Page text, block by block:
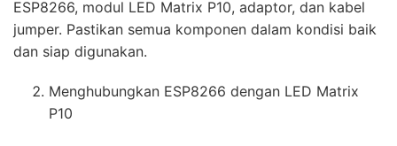
ESP8266, modul LED Matrix P10, adaptor, dan kabel
jumper. Pastikan semua komponen dalam kondisi baik
dan siap digunakan.
Menghubungkan ESP8266 dengan LED Matrix
P10